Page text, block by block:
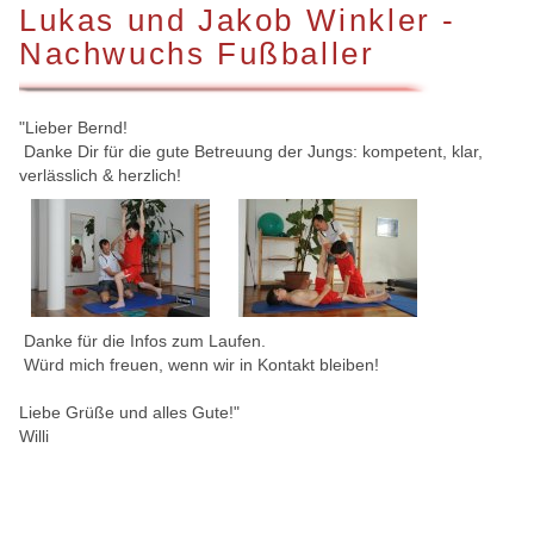
Lukas und Jakob Winkler -
Nachwuchs Fußballer
"Lieber Bernd!
Danke Dir für die gute Betreuung der Jungs: kompetent, klar,
verlässlich & herzlich!
Danke für die Infos zum Laufen.
Würd mich freuen, wenn wir in Kontakt bleiben!
Liebe Grüße und alles Gute!"
Willi